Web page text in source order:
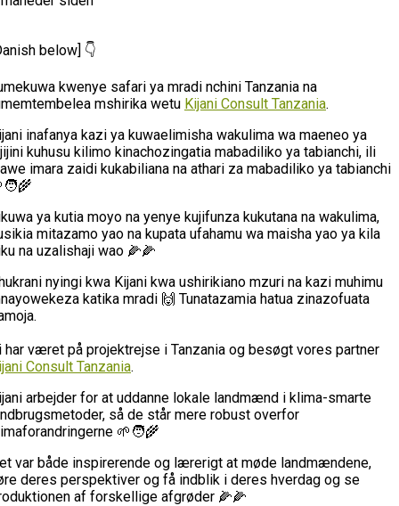
below] 👇
kwenye safari ya mradi nchini Tanzania na
mshirika wetu Kijani Consult Tanzania.
inafanya kazi ya kuwaelimisha wakulima wa maeneo ya
kuhusu kilimo kinachozingatia mabadiliko ya tabianchi, ili
imara zaidi kukabiliana na athari za mabadiliko ya tabianchi
ya kutia moyo na yenye kujifunza kukutana na wakulima,
mitazamo yao na kupata ufahamu wa maisha yao ya kila
na uzalishaji wao 🌽🌽
nyingi kwa Kijani kwa ushirikiano mzuri na kazi muhimu
katika mradi 🙌 Tunatazamia hatua zinazofuata
har været på projektrejse i Tanzania og besøgt vores partner
Consult Tanzania.
arbejder for at uddanne lokale landmænd i klima-smarte
så de står mere robust overfor
🌱🧑‍🌾
var både inspirerende og lærerigt at møde landmændene,
deres perspektiver og få indblik i deres hverdag og se
af forskellige afgrøder 🌽🌽